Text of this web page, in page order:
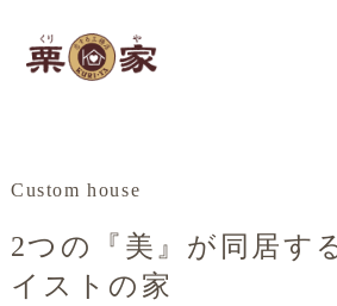
Custom house
2つの『美』が同居す
イストの家